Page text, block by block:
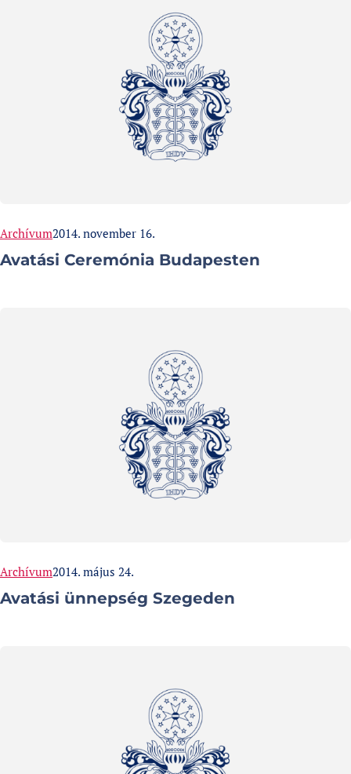
Categories:
ArchívumPublished at
2014. november 16.
Avatási Ceremónia Budapesten
Categories:
ArchívumPublished at
2014. május 24.
Avatási ünnepség Szegeden